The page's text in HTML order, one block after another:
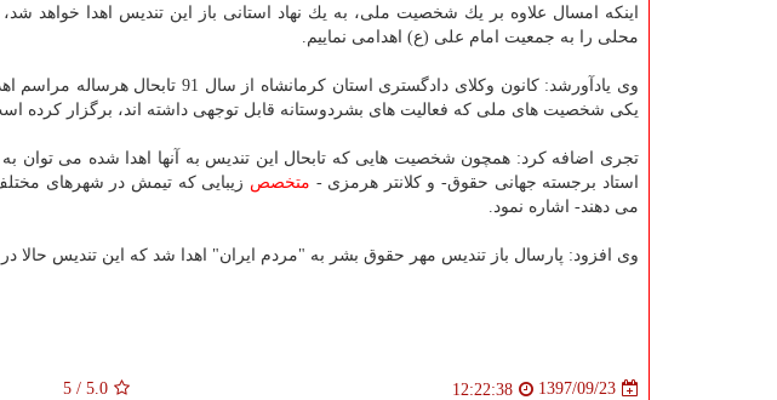
اینكه امسال علاوه بر یك شخصیت ملی، به یك نهاد استانی باز این تندیس اهدا خواهد
محلی را به جمعیت امام علی (ع) اهدامی نماییم.
وی یادآورشد: كانون وكلای دادگستری استان
یكی شخصیت های ملی كه فعالیت های بشردوستانه قابل توجهی داشته اند، برگزار كرده
تجری اضافه كرد: همچون شخصیت هایی كه تابحال این تندیس به آنها اهدا شده می توان
استاد برجسته جهانی حقوق- و كلانتر هرمزی - متخصص زیبایی كه تیمش در شهرهای مختلف
می دهند- اشاره نمود.
وی افزود: پارسال باز تندیس مهر حقوق بشر به "مردم ایران" اهدا شد كه این تندیس حالا
1397/09/23
12:22:38
5.0
/
5